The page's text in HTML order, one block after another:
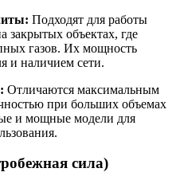
Подходят для работы
объектах, где
газов. Их мощность
и наличием сети.
Отличаются максимальным
при больших объемах
и мощные модели для
.
сила)